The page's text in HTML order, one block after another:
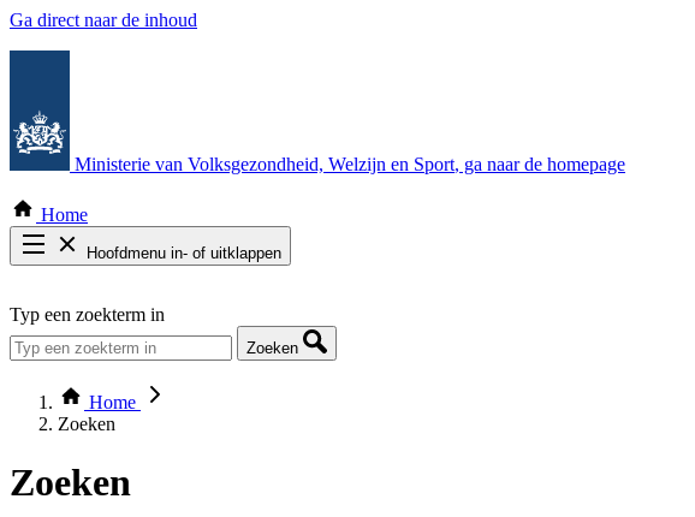
Ga direct naar de inhoud
Ministerie van Volksgezondheid, Welzijn en Sport, ga naar de homepage
Home
Hoofdmenu in- of uitklappen
Thema COVID-19
Bekijk per bestuursorgaan
Typ een zoekterm in
Zoeken
Home
Zoeken
Zoeken